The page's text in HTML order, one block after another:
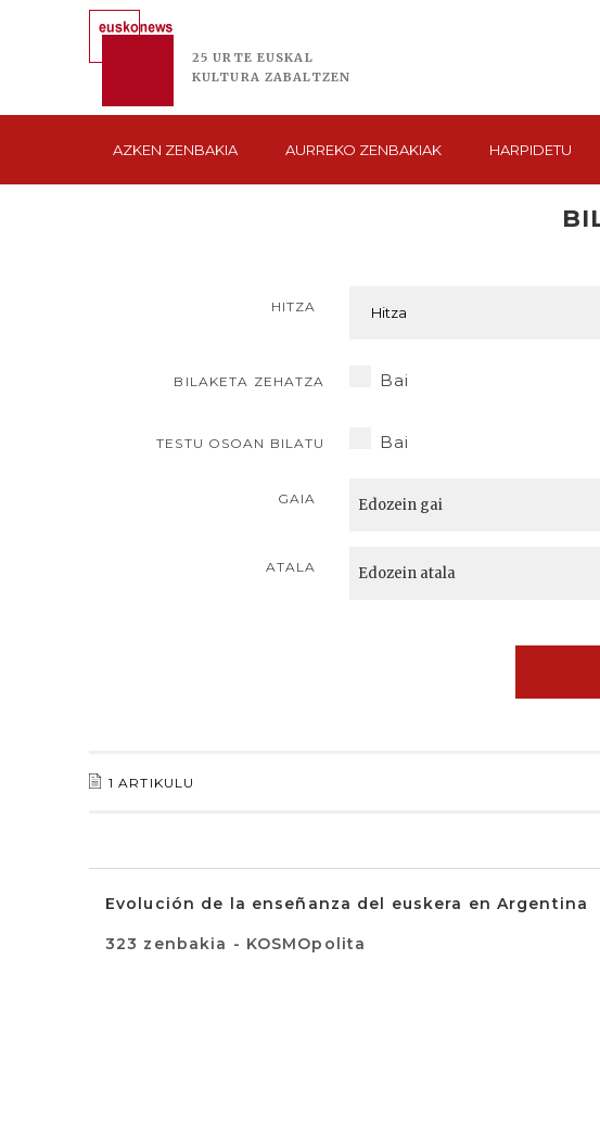
25 URTE EUSKAL
KULTURA ZABALTZEN
AZKEN ZENBAKIA AURREKO ZENBAKIAK HARPIDETU
HITZA
BILAKETA ZEHATZA Bai
TESTU OSOAN BILATU Bai
GAIA
ATALA
1 ARTIKULU
Evolución de la enseñanza del euskera en Argentina
323 zenbakia - KOSMOpolita